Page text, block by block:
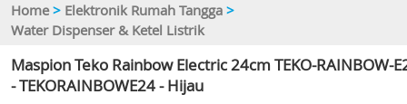
Home > Elektronik Rumah Tangga >
Water Dispenser & Ketel Listrik
Maspion Teko Rainbow Electric 24cm TEKO-RAINBOW-
- TEKORAINBOWE24 - Hijau